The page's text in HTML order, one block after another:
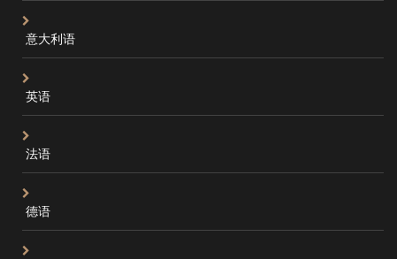
意大利语
英语
法语
德语